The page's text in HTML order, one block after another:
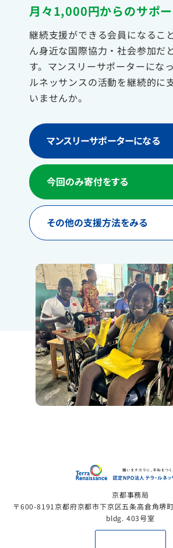
月々1,000円からのサポ
継続支援ができる会員になるこ
ん身近な国際協力・社会参加だ
す。マンスリーサポーターにな
ルネッサンスの活動を継続的に
いませんか。
マンスリーサポーターになる
今回のみ寄付をする
その他の支援方法をみる
京都事務局
〒600-8191京都府京都市下京区五条高倉角
bldg. 403号室